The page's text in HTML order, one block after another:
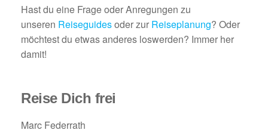
Hast du eine Frage oder Anregungen zu
unseren Reiseguidesoder zur Reiseplanung? Oder
möchtest du etwas anderes loswerden? Immer her
damit!
Reise Dich frei
Marc Federrath